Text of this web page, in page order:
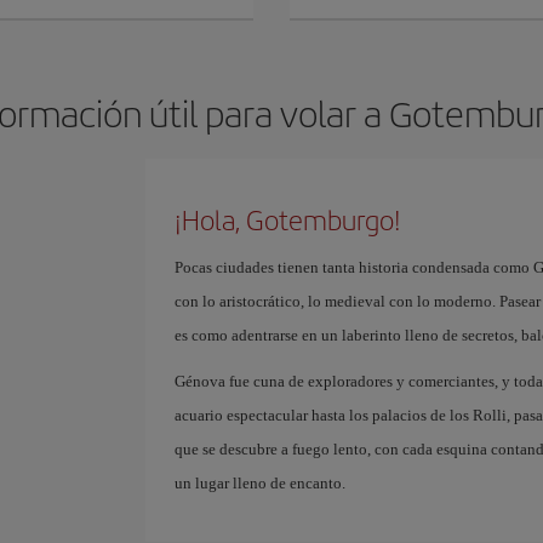
útil para volar a
¡Hola, Gotemburgo!
Pocas ciudades tienen tanta historia condensada
con lo aristocrático, lo medieval con lo moderno.
es como adentrarse en un laberinto lleno de secretos,
Génova fue cuna de exploradores y comerciantes, y
acuario espectacular hasta los palacios de los Rolli,
que se descubre a fuego lento, con cada esquina
un lugar lleno de encanto.